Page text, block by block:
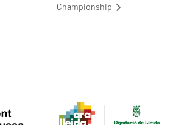
Championship